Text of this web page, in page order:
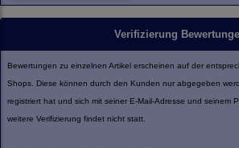
Verifizierung
Bewertungen zu einzelnen Artikel erscheinen auf der
Shops. Diese können durch den Kunden nur abgegeben
registriert hat und sich mit seiner E-Mail-Adresse und seinem
weitere Verifizierung findet nicht statt.